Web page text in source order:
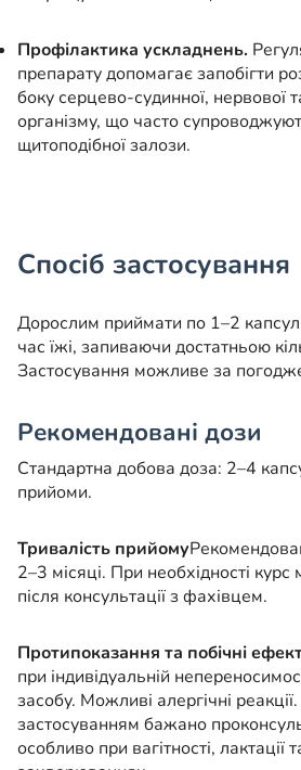
Профілактика ускладнень.
препарату допомагає запобігти
боку серцево-судинної, нервової
організму, що часто
щитоподібної залози.
Спосіб застосування
Дорослим приймати по 1–2
час їжі, запиваючи достатньою
Застосування можливе за
Рекомендовані дози
Стандартна добова доза: 2–4
прийоми.
Тривалість прийому
2–3 місяці. При необхідності
після консультації з фахівцем.
Протипоказання та побічні
при індивідуальній
засобу. Можливі алергічні
застосуванням бажано
особливо при вагітності, лактації